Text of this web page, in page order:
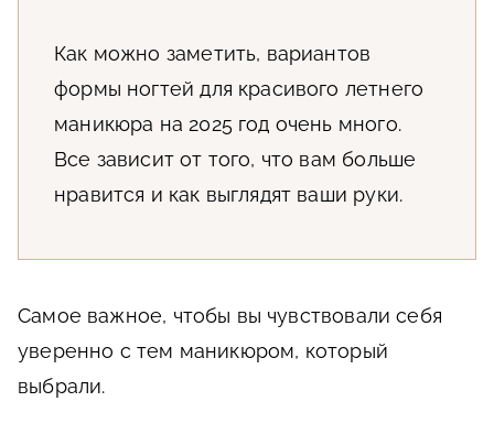
Как можно заметить, вариантов
формы ногтей для красивого летнего
маникюра на 2025 год очень много.
Все зависит от того, что вам больше
нравится и как выглядят ваши руки.
Самое важное, чтобы вы чувствовали себя
уверенно с тем маникюром, который
выбрали.